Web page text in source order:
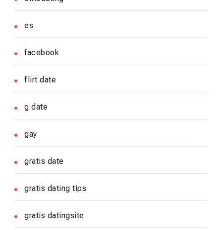
es
facebook
flirt date
g date
gay
gratis date
gratis dating tips
gratis datingsite